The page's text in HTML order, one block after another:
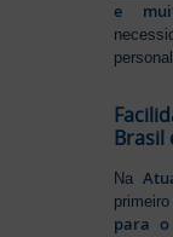
e
Brasil
Na
para o